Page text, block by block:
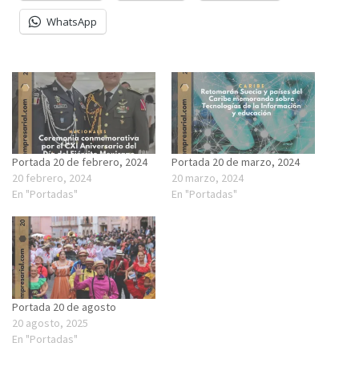
WhatsApp
Portada 20 de febrero, 2024
20 febrero, 2024
En "Portadas"
Portada 20 de marzo, 2024
20 marzo, 2024
En "Portadas"
Portada 20 de agosto
20 agosto, 2025
En "Portadas"